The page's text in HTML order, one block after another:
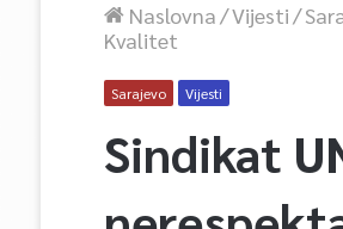
Naslovna/Vijesti/
Kvalitet
Sarajevo Vijesti
Sindikat